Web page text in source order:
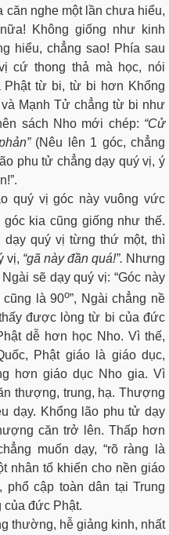
nghe một lần chưa hiểu,
Không giống như kinh
hiểu, chẳng sao! Phía sau
cứ thong thả mà học, nói
từ bi, từ bi hơn Khổng
Mạnh Tử chẳng từ bi như
sách Nho mới chép: “Cử
(Nêu lên 1 góc, chẳng
phu tử chẳng dạy quý vị, ý
quý vị góc này vuông vức
kia cũng giống như thế.
dạy quý vị từng thứ một, thì
vị, “gã này đần quá!”. Nhưng
sẽ dạy quý vị: “Góc này
cũng là 90o”, Ngài chẳng nề
được lòng từ bi của đức
dễ hơn học Nho. Vì thế,
Phật giáo là giáo dục,
hơn giáo dục Nho gia. Vì
thượng, trung, hạ. Thượng
dạy. Khổng lão phu tử dạy
căn trở lên. Thấp hơn
muốn dạy, “rõ ràng là
nhân tố khiến cho nền giáo
cập toàn dân tại Trung
của đức Phật.
thường, hễ giảng kinh, nhất